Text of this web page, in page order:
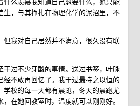
，与其挣扎在物理化学的泥沼里，不
我对自己居然并不满意，很久没有联
过不少牙酸的事情。送过书签，叶脉
不敢再回忆了。我干过最持之以恒的
校的每一天都有晨跑，冬天的晨跑尤
在她回教室时，温度就可以刚刚好。